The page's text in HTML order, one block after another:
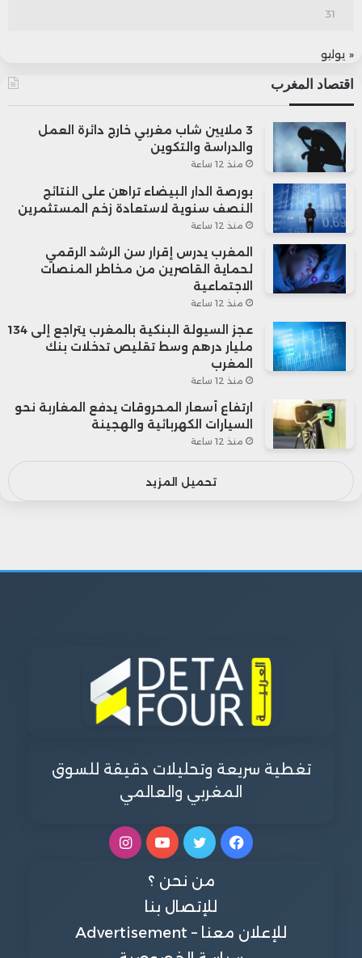
31
« يوليو
اقتصاد المغرب
3 ملايين شاب مغربي خارج دائرة العمل
والدراسة والتكوين
منذ 12 ساعة
بورصة الدار البيضاء تراهن على النتائج
النصف سنوية لاستعادة زخم المستثمرين
منذ 12 ساعة
المغرب يدرس إقرار سن الرشد الرقمي
لحماية القاصرين من مخاطر المنصات
الاجتماعية
منذ 12 ساعة
عجز السيولة البنكية بالمغرب يتراجع إلى 134
مليار درهم وسط تقليص تدخلات بنك
المغرب
منذ 12 ساعة
ارتفاع أسعار المحروقات يدفع المغاربة نحو
السيارات الكهربائية والهجينة
منذ 12 ساعة
تحميل المزيد
تغطية سريعة وتحليلات دقيقة للسوق
المغربي والعالمي
فيسبوكتويتر يوتيوبانستقرام
من نحن ؟
للإتصال بنا
للإعلان معنا – Advertisement